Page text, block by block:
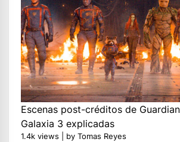
Escenas post-créditos de
Galaxia 3 explicadas
1.4k views by Tomas Reyes